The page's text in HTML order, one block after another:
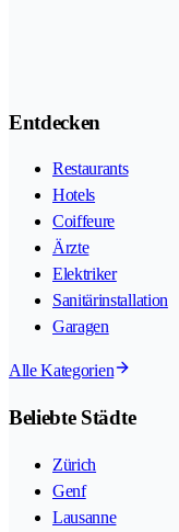
Entdecken
Restaurants
Hotels
Coiffeure
Ärzte
Elektriker
Sanitärinstallation
Garagen
Alle Kategorien
Beliebte Städte
Zürich
Genf
Lausanne